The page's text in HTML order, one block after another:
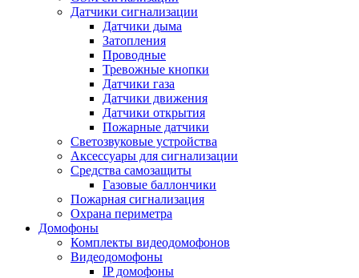
Датчики сигнализации
Датчики дыма
Затопления
Проводные
Тревожные кнопки
Датчики газа
Датчики движения
Датчики открытия
Пожарные датчики
Светозвуковые устройства
Аксессуары для сигнализации
Средства самозащиты
Газовые баллончики
Пожарная сигнализация
Охрана периметра
Домофоны
Комплекты видеодомофонов
Видеодомофоны
IP домофоны